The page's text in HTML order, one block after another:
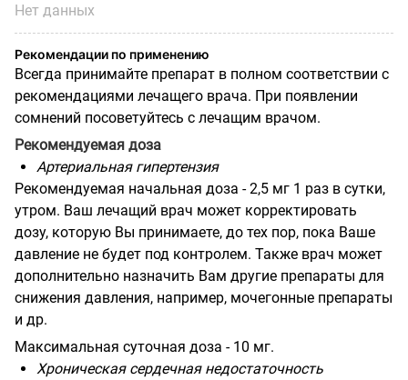
Нет данных
Рекомендации по применению
Всегда принимайте препарат в полном соответствии с
рекомендациями лечащего врача. При появлении
сомнений посоветуйтесь с лечащим врачом.
Рекомендуемая доза
Артериальная гипертензия
Рекомендуемая начальная доза - 2,5 мг 1 раз в сутки,
утром. Ваш лечащий врач может корректировать
дозу, которую Вы принимаете, до тех пор, пока Ваше
давление не будет под контролем. Также врач может
дополнительно назначить Вам другие препараты для
снижения давления, например, мочегонные препараты
и др.
Максимальная суточная доза - 10 мг.
Хроническая сердечная недостаточность